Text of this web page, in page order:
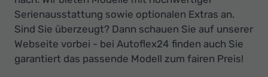
Serienausstattung sowie optionalen Extras an.
Sind Sie überzeugt? Dann schauen Sie auf unserer
Webseite vorbei - bei Autoflex24 finden auch Sie
garantiert das passende Modell zum fairen Preis!